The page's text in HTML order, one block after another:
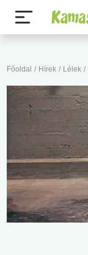
Főoldal / Hírek / Lélek /